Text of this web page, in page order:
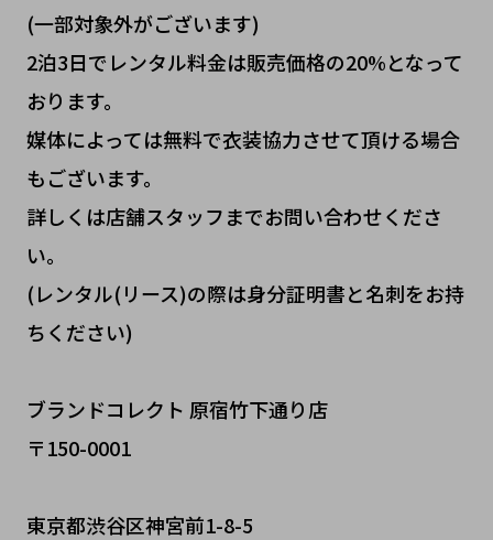
(一部対象外がございます)
2泊3日でレンタル料金は販売価格の20%となって
おります。
媒体によっては無料で衣装協力させて頂ける場合
もございます。
詳しくは店舗スタッフまでお問い合わせくださ
い。
(レンタル(リース)の際は身分証明書と名刺をお持
ちください)
ブランドコレクト 原宿竹下通り店
〒150-0001
東京都渋谷区神宮前1-8-5